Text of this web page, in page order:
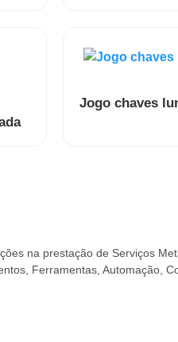
Jogo chaves
na prestação de Serviços
Ferramentas, Automação,